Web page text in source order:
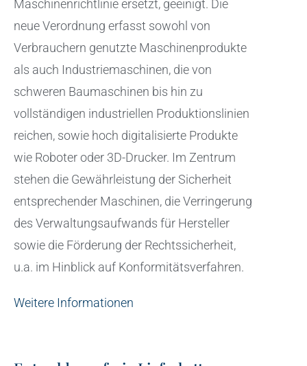
Maschinenrichtlinie ersetzt, geeinigt. Die
neue Verordnung erfasst sowohl von
Verbrauchern genutzte Maschinenprodukte
als auch Industriemaschinen, die von
schweren Baumaschinen bis hin zu
vollständigen industriellen Produktionslinien
reichen, sowie hoch digitalisierte Produkte
wie Roboter oder 3D-Drucker. Im Zentrum
stehen die Gewährleistung der Sicherheit
entsprechender Maschinen, die Verringerung
des Verwaltungsaufwands für Hersteller
sowie die Förderung der Rechtssicherheit,
u.a. im Hinblick auf Konformitätsverfahren.
Weitere Informationen